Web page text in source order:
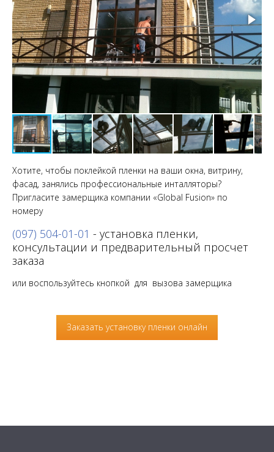
Хотите, чтобы поклейкой пленки на ваши окна, витрину,
фасад, занялись профессиональные инталляторы?
Пригласите замерщика компании «Global Fusion» по
номеру
(097) 504-01-01 - установка пленки,
консультации и предварительный просчет
заказа
или воспользуйтесь кнопкой для вызова замерщика
Заказать установку пленки онлайн